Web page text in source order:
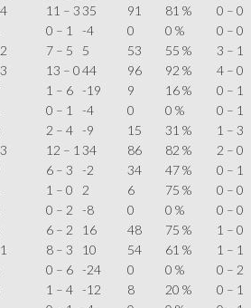
11 – 335 91 81 % 0 – 0
0 – 1 -4 0 0 % 0 – 0
7 – 5 5 53 55 % 3 – 1
13 – 044 96 92 % 4 – 0
1 – 6 -19 9 16 % 0 – 1
0 – 1 -4 0 0 % 0 – 1
2 – 4 -9 15 31 % 1 – 3
12 – 1 34 86 82 % 2 – 0
6 – 3 -2 34 47 % 0 – 1
1 – 0 2 6 75 % 0 – 0
0 – 2 -8 0 0 % 0 – 0
6 – 2 16 48 75 % 1 – 0
8 – 3 10 54 61 % 1 – 1
0 – 6 -24 0 0 % 0 – 2
1 – 4 -12 8 20 % 0 – 1